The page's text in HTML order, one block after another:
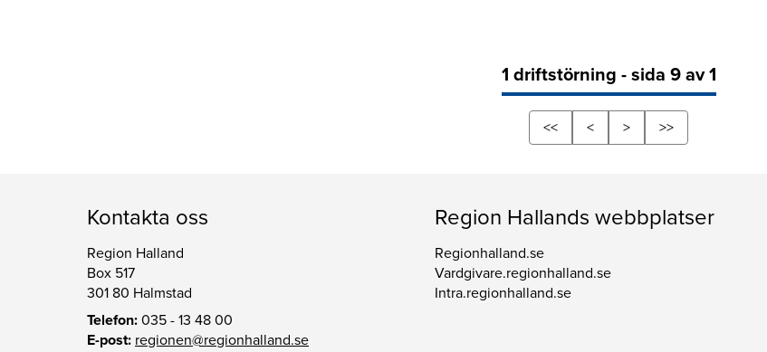
1 driftstörning - sida 9 av 1
<< < > >>
Kontakta oss
Region Halland
Box 517
301 80 Halmstad
Telefon: 035 - 13 48 00
E-post: regionen@regionhalland.se
Region Hallands webbplatser
Regionhalland.se
Vardgivare.regionhalland.se
Intra.regionhalland.se